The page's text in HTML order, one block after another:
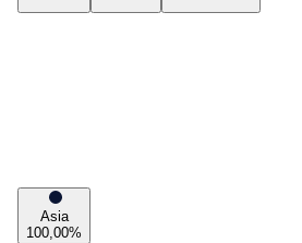
Asia
100,00%